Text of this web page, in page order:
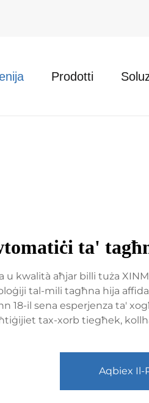
Prodotti
ta'
kwalità aħjar billi tuża
tal-mili tagħna hija
18-il sena esperjenza ta'
tax-xorb tiegħek,
Aqbiex Il-